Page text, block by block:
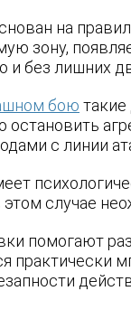
на
зону,
и без лишних
бою
остановить
с линии
этом случае
помогают
практически